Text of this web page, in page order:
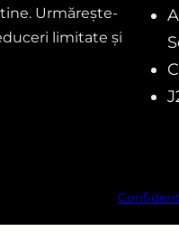
Urmărește-
limitate și